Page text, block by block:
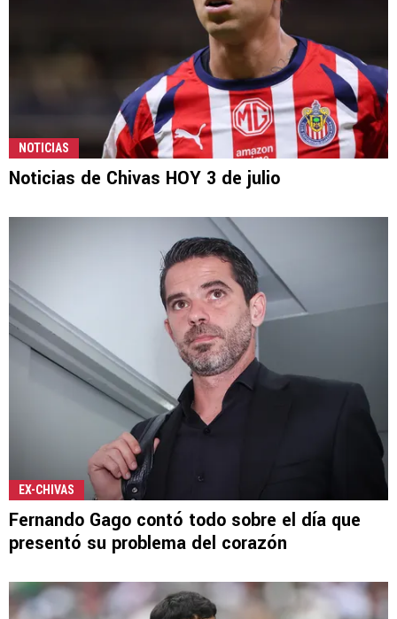
NOTICIAS
Noticias de Chivas HOY 3 de julio
EX-CHIVAS
Fernando Gago contó todo sobre el día que
presentó su problema del corazón